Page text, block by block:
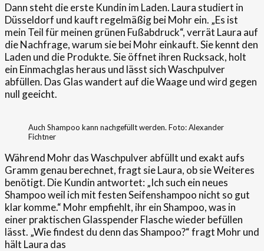
Dann steht die erste Kundin im Laden. Laura studiert in
Düsseldorf und kauft regelmäßig bei Mohr ein. „Es ist
mein Teil für meinen grünen Fußabdruck“, verrät Laura auf
die Nachfrage, warum sie bei Mohr einkauft. Sie kennt den
Laden und die Produkte. Sie öffnet ihren Rucksack, holt
ein Einmachglas heraus und lässt sich Waschpulver
abfüllen. Das Glas wandert auf die Waage und wird gegen
null geeicht.
Auch Shampoo kann nachgefüllt werden. Foto: Alexander
Fichtner
Während Mohr das Waschpulver abfüllt und exakt aufs
Gramm genau berechnet, fragt sie Laura, ob sie Weiteres
benötigt. Die Kundin antwortet: „Ich such ein neues
Shampoo weil ich mit festen Seifenshampoo nicht so gut
klar komme.“ Mohr empfiehlt, ihr ein Shampoo, was in
einer praktischen Glasspender Flasche wieder befüllen
lässt. „Wie findest du denn das Shampoo?“ fragt Mohr und
hält Laura das